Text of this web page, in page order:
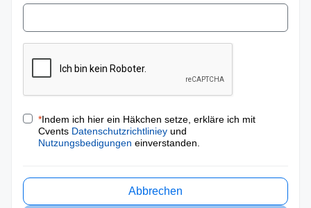
*Indem ich hier ein Häkchen setze, erkläre ich mit
Cvents Datenschutzrichtliniey und
Nutzungsbedigungen einverstanden.
Abbrechen